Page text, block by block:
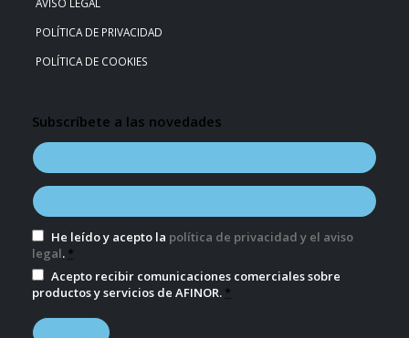
POLÍTICA DE PRIVACIDAD
POLÍTICA DE COOKIES
Subscríbete a las novedades
He leído y acepto la política de privacidad y el aviso
legal. *
Acepto recibir comunicaciones comerciales sobre
productos y servicios de AFINOR. *